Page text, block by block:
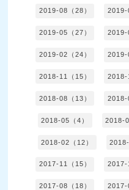
2019-08（28） 2019-
2019-05（27） 2019-
2019-02（24） 2019-
2018-11（15） 2018-
2018-08（13） 2018-
2018-05（4） 2018-
2018-02（12） 2018-
2017-11（15） 2017-
2017-08（18） 2017-